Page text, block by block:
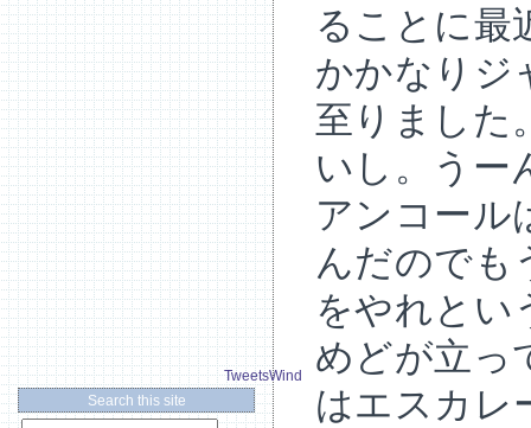
TweetsWind
Search this site
ることに最
かかなりジ
至りました
いし。うー
アンコール
んだのでも
をやれとい
めどが立っ
はエスカレ